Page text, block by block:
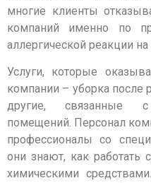
многие клиенты
компаний именно по
аллергической реакции
Услуги, которые
компании – уборка после
другие, связанные
помещений. Персонал
профессионалы со
они знают, как работать
химическими